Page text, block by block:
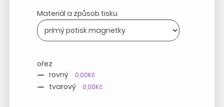
Materiál a způsob tisku
ořez
rovný
0,00Kč
tvarový 0,00Kč